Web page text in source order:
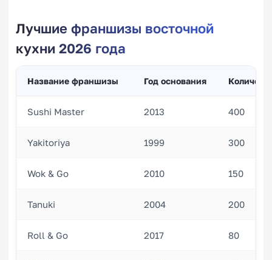
Лучшие франшизы восточной
кухни 2026 года
Название франшизы Год основания
Sushi Master 2013 400
Yakitoriya 1999 300
Wok & Go 2010 150
Tanuki 2004 200
Roll & Go 2017 80